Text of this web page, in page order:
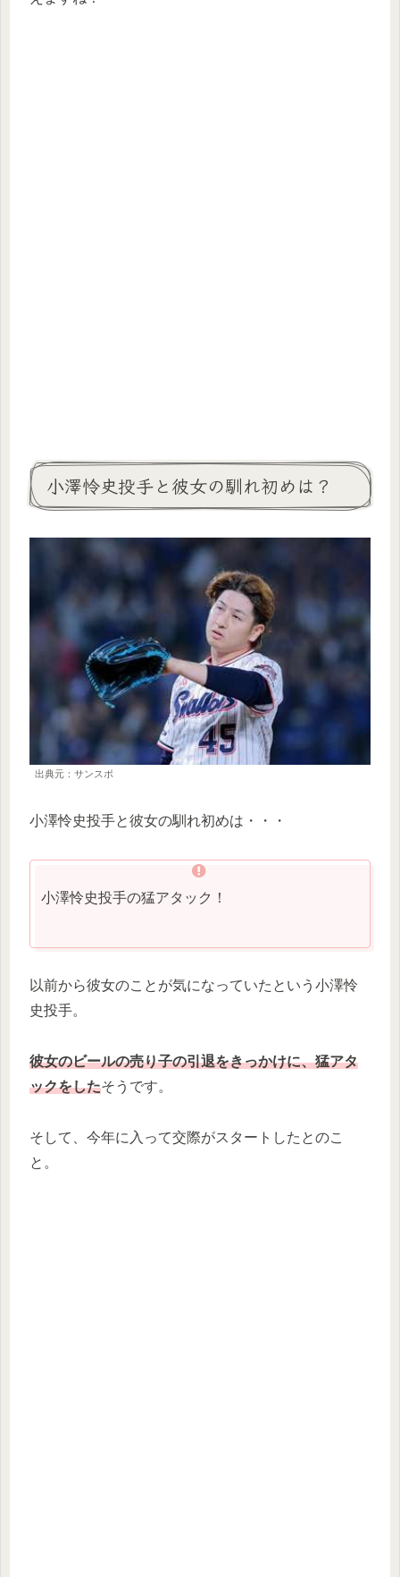
小澤怜史投手と彼女の馴れ初めは？
出典元：サンスポ
小澤怜史投手と彼女の馴れ初めは・・・
小澤怜史投手の猛アタック！
以前から彼女のことが気になっていたという小澤怜
史投手。
彼女のビールの売り子の引退をきっかけに、猛アタ
ックをしたそうです。
そして、今年に入って交際がスタートしたとのこ
と。